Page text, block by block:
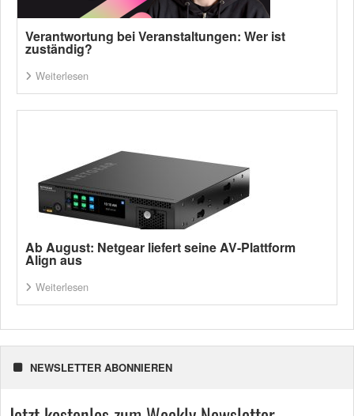
Verantwortung bei Veranstaltungen: Wer ist
zuständig?
Weiterlesen
Ab August: Netgear liefert seine AV-Plattform
Align aus
Weiterlesen
NEWSLETTER ABONNIEREN